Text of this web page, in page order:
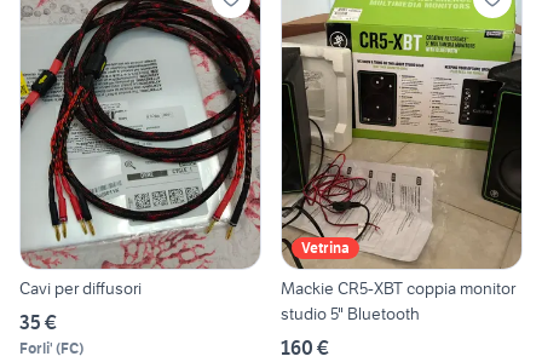
Cavi per diffusori
35 €
Forli' (FC)
Vetrina
Mackie CR5-XBT coppia monitor
studio 5" Bluetooth
160 €